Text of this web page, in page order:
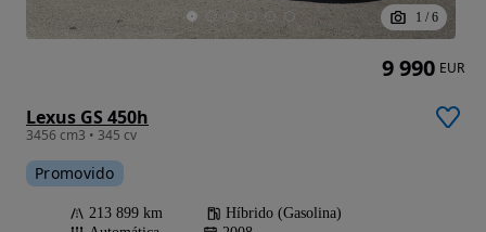
1 / 6
Lexus GS 450h
3456 cm3 • 345 cv
Promovido
213 899 km
Híbrido (Gasolina)
9 990 EUR